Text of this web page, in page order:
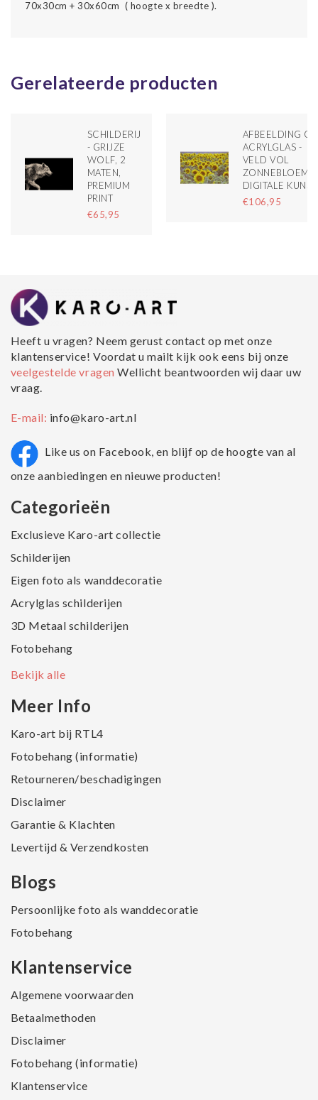
70x30cm + 30x60cm ( hoogte x breedte ).
Gerelateerde producten
SCHILDERIJ
- GRIJZE
WOLF, 2
MATEN,
PREMIUM
PRINT
€65,95
AFBEELDING OP
ACRYLGLAS -
VELD VOL
DIGITALE
€106,95
Heeft u vragen? Neem gerust contact op met onze
klantenservice! Voordat u mailt kijk ook eens bij onze
veelgestelde vragenWellicht beantwoorden wij daar uw
vraag.
E-mail: info@karo-art.nl
Like us on Facebook, en blijf op de hoogte van al
onze aanbiedingen en nieuwe producten!
Categorieën
Exclusieve Karo-art collectie
Schilderijen
Eigen foto als wanddecoratie
Acrylglas schilderijen
3D Metaal schilderijen
Fotobehang
Bekijk alle
Meer Info
Karo-art bij RTL4
Fotobehang (informatie)
Retourneren/beschadigingen
Disclaimer
Garantie & Klachten
Levertijd & Verzendkosten
Blogs
Persoonlijke foto als wanddecoratie
Fotobehang
Klantenservice
Algemene voorwaarden
Betaalmethoden
Disclaimer
Fotobehang (informatie)
Klantenservice